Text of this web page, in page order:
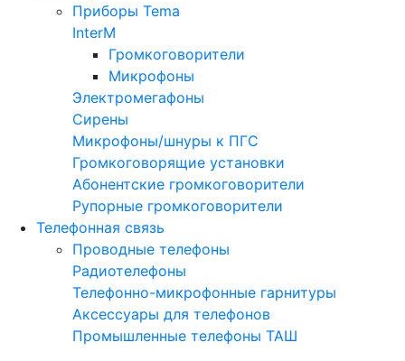
Приборы Tema
InterM
Громкоговорители
Микрофоны
Электромегафоны
Сирены
Микрофоны/шнуры к ПГС
Громкоговорящие установки
Абонентские громкоговорители
Рупорные громкоговорители
Телефонная связь
Проводные телефоны
Радиотелефоны
Телефонно-микрофонные гарнитуры
Аксессуары для телефонов
Промышленные телефоны ТАШ